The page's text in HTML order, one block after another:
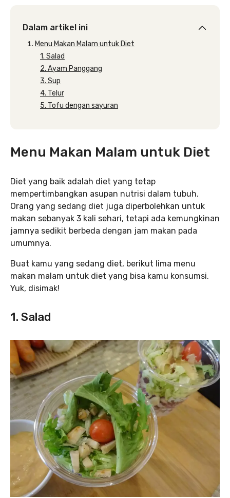
Dalam artikel ini
Menu Makan Malam untuk Diet
1. Salad
2. Ayam Panggang
3. Sup
4. Telur
5. Tofu dengan sayuran
Menu Makan Malam untuk Diet
Diet yang baik adalah diet yang tetap
mempertimbangkan asupan nutrisi dalam tubuh.
Orang yang sedang diet juga diperbolehkan untuk
makan sebanyak 3 kali sehari, tetapi ada kemungkinan
jamnya sedikit berbeda dengan jam makan pada
umumnya.
Buat kamu yang sedang diet, berikut lima menu
makan malam untuk diet yang bisa kamu konsumsi.
Yuk, disimak!
1. Salad